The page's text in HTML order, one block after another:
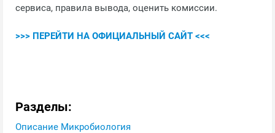
сервиса, правила вывода, оценить комиссии.
>>> ПЕРЕЙТИ НА ОФИЦИАЛЬНЫЙ САЙТ <<<
Разделы:
Описание Микробиология